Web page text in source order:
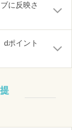
に反映さ
dポイント